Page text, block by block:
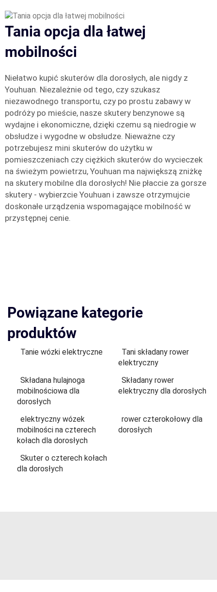
Tania opcja dla łatwej
mobilności
Niełatwo kupić skuterów dla dorosłych, ale nigdy z
Youhuan. Niezależnie od tego, czy szukasz
niezawodnego transportu, czy po prostu zabawy w
podróży po mieście, nasze skutery benzynowe są
wydajne i ekonomiczne, dzięki czemu są niedrogie w
obsłudze i wygodne w obsłudze. Nieważne czy
potrzebujesz mini skuterów do użytku w
pomieszczeniach czy ciężkich skuterów do wycieczek
na świeżym powietrzu, Youhuan ma największą zniżkę
na skutery mobilne dla dorosłych! Nie płaccie za gorsze
skutery - wybierzcie Youhuan i zawsze otrzymujcie
doskonałe urządzenia wspomagające mobilność w
przystępnej cenie.
Powiązane kategorie
produktów
Tanie wózki elektryczne
Tani składany rower
elektryczny
Składana hulajnoga
mobilnościowa dla
dorosłych
Składany rower
elektryczny dla dorosłych
elektryczny wózek
mobilności na czterech
kołach dla dorosłych
rower czterokołowy dla
dorosłych
Skuter o czterech kołach
dla dorosłych